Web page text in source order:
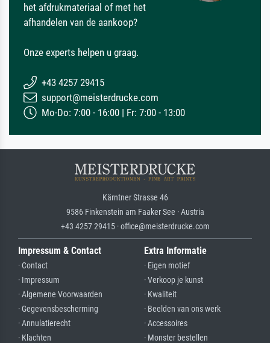
het afdrukmateriaal of met het
afhandelen van de aankoop?
Onze experts helpen u graag.
+43 4257 29415
support@meisterdrucke.com
Mo-Do: 7:00 - 16:00 | Fr: 7:00 - 13:00
Kärntner Strasse 46
9586 Finkenstein am Faaker See · Austria
+43 4257 29415 · office@meisterdrucke.com
Impressum & Contact
· Contact
· Impressum
· Algemene Voorwaarden
· Gegevensbescherming
· Annulatierecht
· Klachten
Extra Informatie
· Eigen motief
· Verkoop je kunst
· Kwaliteit
· Beelden van ons werk
· Accessoires
· Monster bestellen